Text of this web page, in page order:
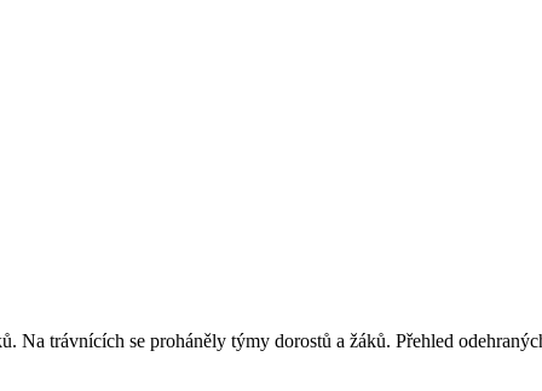
trávnících se proháněly týmy dorostů a žáků. Přehled